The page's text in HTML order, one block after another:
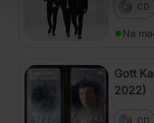
CD
Na
Gott
2022)
CD